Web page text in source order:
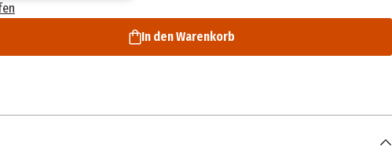
In den Warenkorb